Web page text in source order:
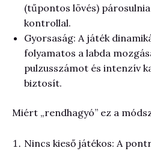
(tűpontos lövés)
kontrollal.
Gyorsaság: A játék
folyamatos a labda
pulzusszámot és intenzív
biztosít.
Miért „rendhagyó” ez a
Nincs kieső játékos: A